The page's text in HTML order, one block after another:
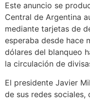
Este anuncio se
Central de Argentina
mediante tarjetas de
esperaba desde hace
dólares del blanqueo
la circulación de
El presidente Javier
de sus redes